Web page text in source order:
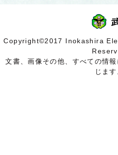
ィ
ン
ド
で
開
く
Copyright©2017 Inokashira
文書、画像その他、すべての情
じます